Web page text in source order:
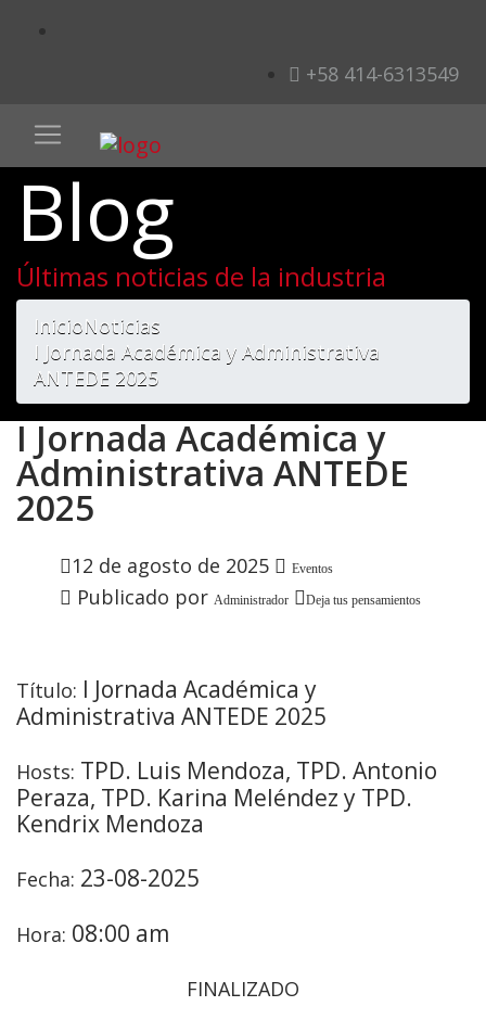
+58 414-6313549
Blog
Últimas noticias de la industria
InicioNoticias
I Jornada Académica y Administrativa
ANTEDE 2025
I Jornada Académica y
Administrativa ANTEDE
2025
12 de agosto de 2025 Eventos
Publicado por Administrador Deja tus pensamientos
Título: I Jornada Académica y
Administrativa ANTEDE 2025
Hosts: TPD. Luis Mendoza, TPD. Antonio
Peraza, TPD. Karina Meléndez y TPD.
Kendrix Mendoza
Fecha: 23-08-2025
Hora: 08:00 am
FINALIZADO